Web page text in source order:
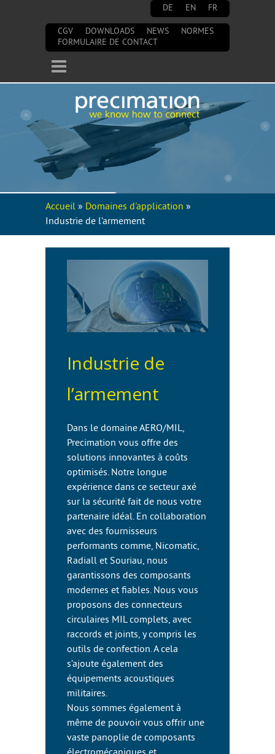
DE EN FR
CGV DOWNLOADS NEWS
NORMES
FORMULAIRE DE CONTACT
Vous êtes ici
Accueil » Domaines d'application »
Industrie de l’armement
Industrie de
l’armement
Dans le domaine AERO/MIL,
Precimation vous offre des
solutions innovantes à coûts
optimisés. Notre longue
expérience dans ce secteur axé
sur la sécurité fait de nous votre
partenaire idéal. En collaboration
avec des fournisseurs
performants comme, Nicomatic,
Radiall et Souriau, nous
garantissons des composants
modernes et fiables. Nous vous
proposons des connecteurs
circulaires MIL complets, avec
raccords et joints, y compris les
outils de confection. A cela
s’ajoute également des
équipements acoustiques
militaires.
Nous sommes également à
même de pouvoir vous offrir une
vaste panoplie de composants